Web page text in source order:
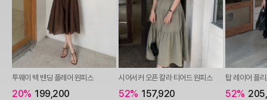
투웨이 백 밴딩 플레어 원피스
20% 199,200
시어서커 오픈 칼라 티어드 원피스
52% 157,920
탑 레이어 플
52%